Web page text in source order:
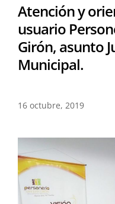
Atención y
usuario
Girón, asunto
Municipal.
16 octubre, 2019